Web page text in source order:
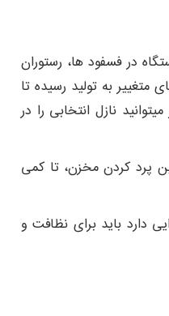
اغلب از این دستگاه در فسفود ها، رستوران
های متغییر به تولید رسیده تا
ابعاد مد نظر میتوانید نازل انتخابی را در
این محصول تا عمق 3 لیتر می باشد که باید در حین پرد کردن مخزن، تا کمی
دارد باید برای نظافت و